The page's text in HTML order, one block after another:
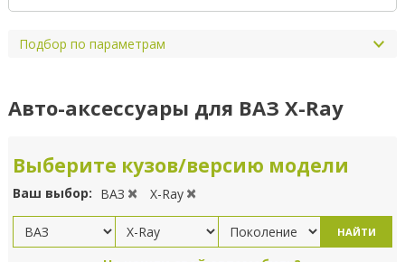
Подбор по параметрам
Авто-аксессуары для ВАЗ X-Ray
Выберите кузов/версию модели
Ваш выбор: ВАЗ X-Ray
НАЙТИ